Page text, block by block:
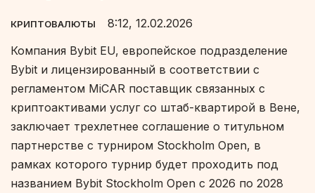
КРИПТОВАЛЮТЫ
8:12, 12.02.2026
Компания Bybit EU, европейское подразделение
Bybit и лицензированный в соответствии с
регламентом MiCAR поставщик связанных с
криптоактивами услуг со штаб-квартирой в Вене,
заключает трехлетнее соглашение о титульном
партнерстве с турниром Stockholm Open, в
рамках которого турнир будет проходить под
названием Bybit Stockholm Open с 2026 по 2028